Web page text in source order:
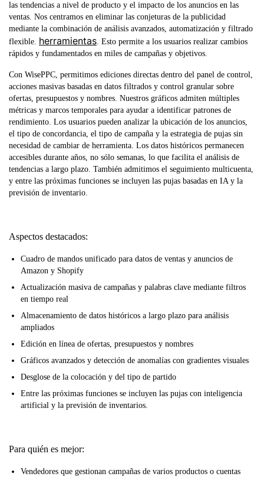
las tendencias a nivel de producto y el impacto de los anuncios en las
ventas. Nos centramos en eliminar las conjeturas de la publicidad
mediante la combinación de análisis avanzados, automatización y filtrado
flexible. herramientas. Esto permite a los usuarios realizar cambios
rápidos y fundamentados en miles de campañas y objetivos.
Con WisePPC, permitimos ediciones directas dentro del panel de control,
acciones masivas basadas en datos filtrados y control granular sobre
ofertas, presupuestos y nombres. Nuestros gráficos admiten múltiples
métricas y marcos temporales para ayudar a identificar patrones de
rendimiento. Los usuarios pueden analizar la ubicación de los anuncios,
el tipo de concordancia, el tipo de campaña y la estrategia de pujas sin
necesidad de cambiar de herramienta. Los datos históricos permanecen
accesibles durante años, no sólo semanas, lo que facilita el análisis de
tendencias a largo plazo. También admitimos el seguimiento multicuenta,
y entre las próximas funciones se incluyen las pujas basadas en IA y la
previsión de inventario.
Aspectos destacados:
Cuadro de mandos unificado para datos de ventas y anuncios de
Amazon y Shopify
Actualización masiva de campañas y palabras clave mediante filtros
en tiempo real
Almacenamiento de datos históricos a largo plazo para análisis
ampliados
Edición en línea de ofertas, presupuestos y nombres
Gráficos avanzados y detección de anomalías con gradientes visuales
Desglose de la colocación y del tipo de partido
Entre las próximas funciones se incluyen las pujas con inteligencia
artificial y la previsión de inventarios.
Para quién es mejor:
Vendedores que gestionan campañas de varios productos o cuentas